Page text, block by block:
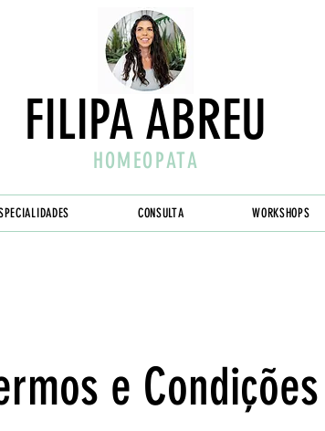
FILIPA ABREU
HOMEOPATA
CONSULTA WORKSHOPS
e Condições